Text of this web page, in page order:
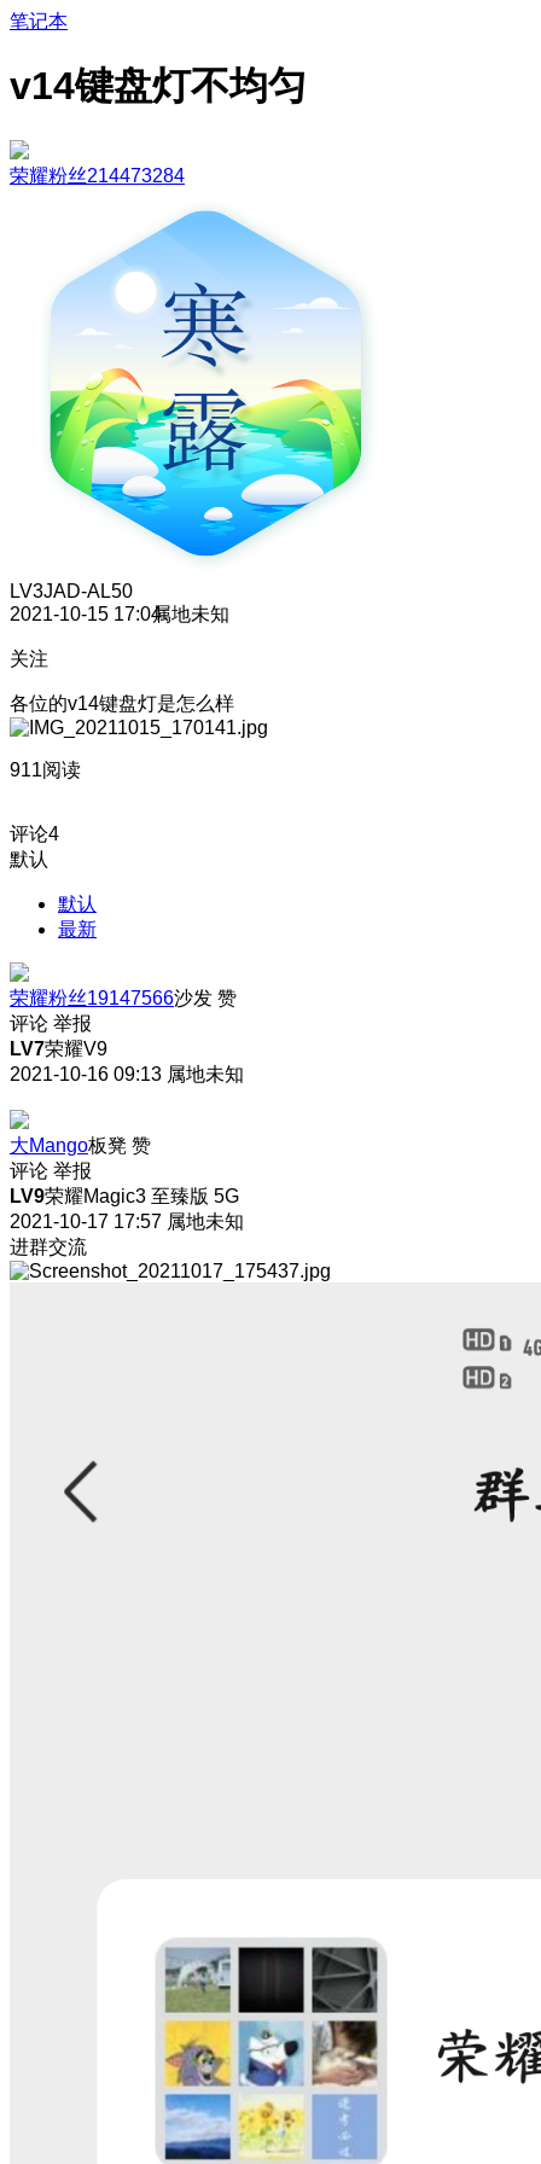
笔记本
v14键盘灯不均匀
荣耀粉丝214473284
LV3JAD-AL50
2021-10-15 17:04属地未知
关注
各位的v14键盘灯是怎么样
911阅读
评论4
默认
默认
最新
荣耀粉丝19147566沙发 赞
评论 举报
LV7荣耀V9
2021-10-16 09:13 属地未知
大Mango板凳 赞
评论 举报
LV9荣耀Magic3 至臻版 5G
2021-10-17 17:57 属地未知
进群交流